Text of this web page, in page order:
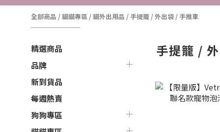
全部商品 /貓貓專區 /貓外出用品 / 手提籠 / 外出袋 / 手推車
精選商品
品牌
新到貨品
每週熱賣
狗狗專區
手提籠 /